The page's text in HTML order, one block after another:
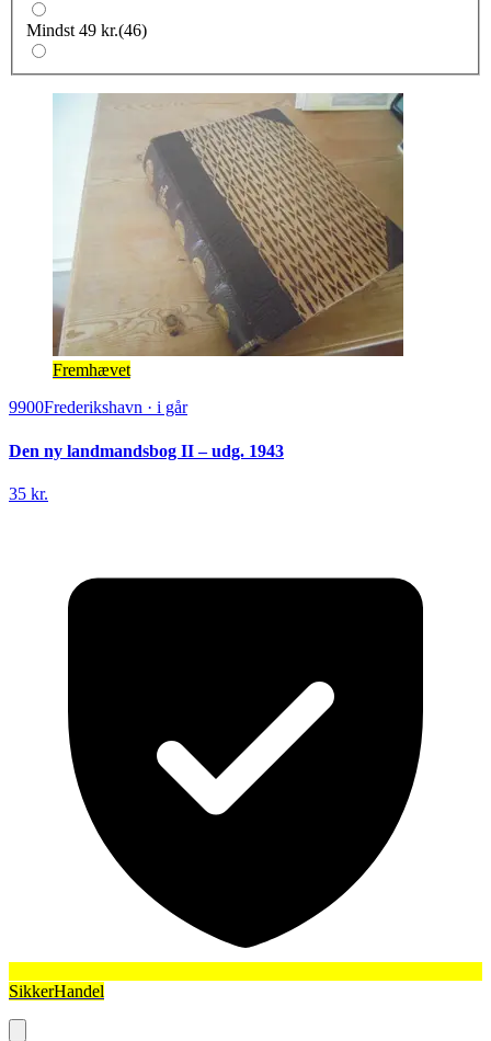
Mindst 49 kr.(46)
Fremhævet
9900Frederikshavn · i går
Den ny landmandsbog II – udg. 1943
35 kr.
SikkerHandel